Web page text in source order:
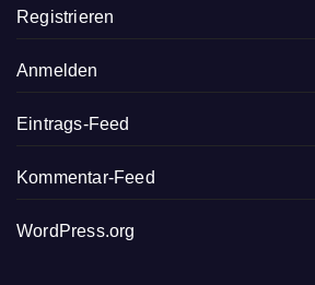
Registrieren
Anmelden
Eintrags-Feed
Kommentar-Feed
WordPress.org